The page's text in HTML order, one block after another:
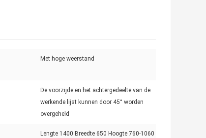
Met hoge weerstand
De voorzijde en het achtergedeelte van de
werkende lijst kunnen door 45° worden
overgeheld
Lengte 1400 Breedte 650 Hoogte 760-1060